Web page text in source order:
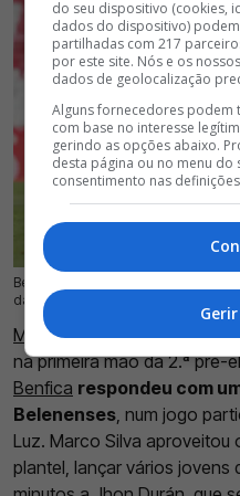
Benfica goleia Belenenses por 5-1,
da Luz, esta sexta-feira, dia 24 de
24 Jul 2026 | 20:04 |
Menos de 24 horas depois
na primeira mão da 2.ª pré-
Benfica respondeu com
Belenenses , num jogo
Luz. Marco Silva
plantel, lançar vários jovens
do seu dispositivo (cookies,
dados do dispositivo)
partilhadas com 217
por este site. Nós e os
dados de geolocalização
Alguns fornecedores podem
com base no interesse
gerindo as opções abaixo.
desta página ou no menu
consentimento nas